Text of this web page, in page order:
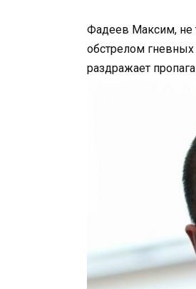
Фадеев Максим, не
обстрелом
раздражает